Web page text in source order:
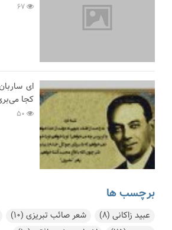
ای
کجا
برچسب ها
عبید زاکانی(8) شعر صائب تبریزی(10)